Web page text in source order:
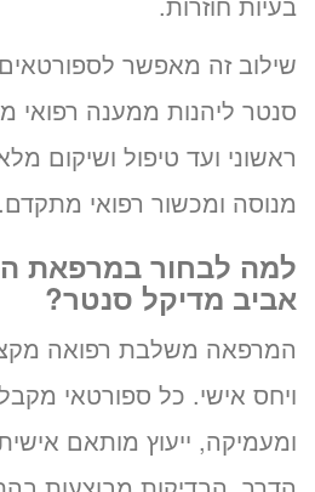
שילוב זה מאפשר
סנטר ליהנות ממענה רפואי
ראשוני ועד טיפול ושיקום
מנוסה ומכשור רפואי מתקדם.
למה לבחור במרפאת
אביב מדיקל סנטר?
המרפאה משלבת רפואה
ויחס אישי. כל ספורטאי
ומעמיקה, ייעוץ מותאם